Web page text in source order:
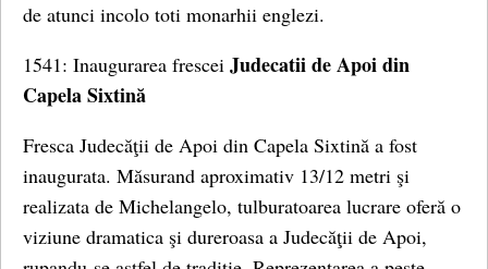
de atunci incolo toti monarhii englezi.
1541: Inaugurarea frescei Judecatii de Apoi din
Capela Sixtină
Fresca Judecăţii de Apoi din Capela Sixtină a fost
inaugurata. Măsurand aproximativ 13/12 metri şi
realizata de Michelangelo, tulburatoarea lucrare oferă o
viziune dramatica şi dureroasa a Judecăţii de Apoi,